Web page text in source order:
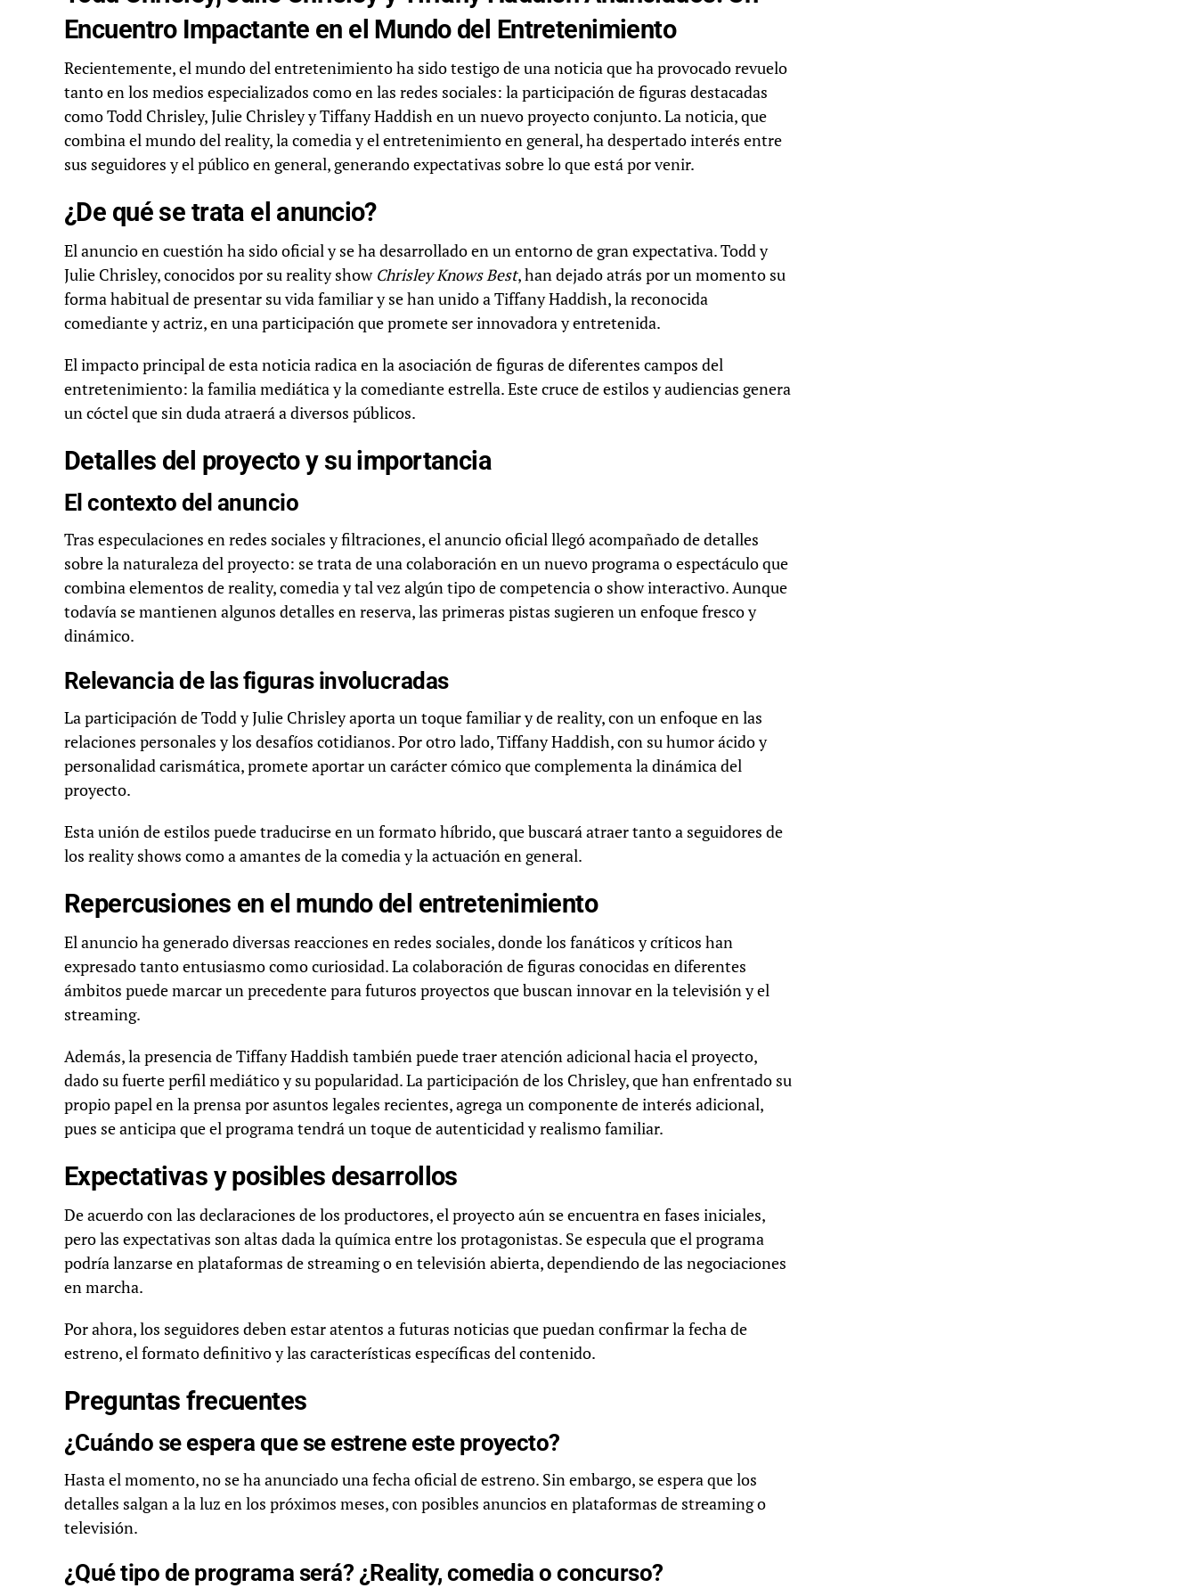
Encuentro Impactante en el Mundo del Entretenimiento
Recientemente, el mundo del entretenimiento ha sido testigo de una noticia que ha provocado revuelo
tanto en los medios especializados como en las redes sociales: la participación de figuras destacadas
como Todd Chrisley, Julie Chrisley y Tiffany Haddish en un nuevo proyecto conjunto. La noticia, que
combina el mundo del reality, la comedia y el entretenimiento en general, ha despertado interés entre
sus seguidores y el público en general, generando expectativas sobre lo que está por venir.
¿De qué se trata el anuncio?
El anuncio en cuestión ha sido oficial y se ha desarrollado en un entorno de gran expectativa. Todd y
Julie Chrisley, conocidos por su reality show Chrisley Knows Best, han dejado atrás por un momento su
forma habitual de presentar su vida familiar y se han unido a Tiffany Haddish, la reconocida
comediante y actriz, en una participación que promete ser innovadora y entretenida.
El impacto principal de esta noticia radica en la asociación de figuras de diferentes campos del
entretenimiento: la familia mediática y la comediante estrella. Este cruce de estilos y audiencias genera
un cóctel que sin duda atraerá a diversos públicos.
Detalles del proyecto y su importancia
El contexto del anuncio
Tras especulaciones en redes sociales y filtraciones, el anuncio oficial llegó acompañado de detalles
sobre la naturaleza del proyecto: se trata de una colaboración en un nuevo programa o espectáculo que
combina elementos de reality, comedia y tal vez algún tipo de competencia o show interactivo. Aunque
todavía se mantienen algunos detalles en reserva, las primeras pistas sugieren un enfoque fresco y
dinámico.
Relevancia de las figuras involucradas
La participación de Todd y Julie Chrisley aporta un toque familiar y de reality, con un enfoque en las
relaciones personales y los desafíos cotidianos. Por otro lado, Tiffany Haddish, con su humor ácido y
personalidad carismática, promete aportar un carácter cómico que complementa la dinámica del
proyecto.
Esta unión de estilos puede traducirse en un formato híbrido, que buscará atraer tanto a seguidores de
los reality shows como a amantes de la comedia y la actuación en general.
Repercusiones en el mundo del entretenimiento
El anuncio ha generado diversas reacciones en redes sociales, donde los fanáticos y críticos han
expresado tanto entusiasmo como curiosidad. La colaboración de figuras conocidas en diferentes
ámbitos puede marcar un precedente para futuros proyectos que buscan innovar en la televisión y el
streaming.
Además, la presencia de Tiffany Haddish también puede traer atención adicional hacia el proyecto,
dado su fuerte perfil mediático y su popularidad. La participación de los Chrisley, que han enfrentado su
propio papel en la prensa por asuntos legales recientes, agrega un componente de interés adicional,
pues se anticipa que el programa tendrá un toque de autenticidad y realismo familiar.
Expectativas y posibles desarrollos
De acuerdo con las declaraciones de los productores, el proyecto aún se encuentra en fases iniciales,
pero las expectativas son altas dada la química entre los protagonistas. Se especula que el programa
podría lanzarse en plataformas de streaming o en televisión abierta, dependiendo de las negociaciones
en marcha.
Por ahora, los seguidores deben estar atentos a futuras noticias que puedan confirmar la fecha de
estreno, el formato definitivo y las características específicas del contenido.
Preguntas frecuentes
¿Cuándo se espera que se estrene este proyecto?
Hasta el momento, no se ha anunciado una fecha oficial de estreno. Sin embargo, se espera que los
detalles salgan a la luz en los próximos meses, con posibles anuncios en plataformas de streaming o
televisión.
¿Qué tipo de programa será? ¿Reality, comedia o concurso?